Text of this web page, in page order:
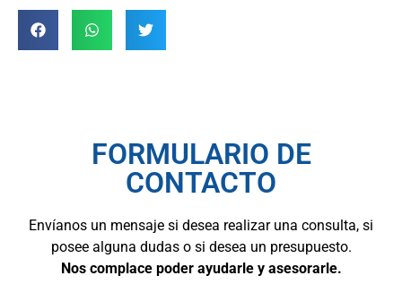
FORMULARIO DE
CONTACTO
Envíanos un mensaje si desea realizar una consulta, si
posee alguna dudas o si desea un presupuesto.
Nos complace poder ayudarle y asesorarle.